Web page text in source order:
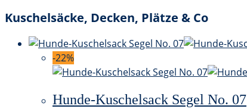
Kuschelsäcke, Decken, Plätze & Co
-22%
Hunde-Kuschelsack Segel No. 07